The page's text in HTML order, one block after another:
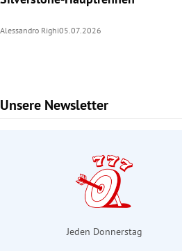
Alessandro Righi05.07.2026
Unsere Newsletter
Slide 1 von 7
Jeden Donnerstag